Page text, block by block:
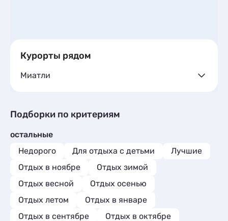
Курорты рядом
Миатли
Подборки по критериям
остальные
Недорого
Для отдыха с детьми
Лучшие
Отдых в ноябре
Отдых зимой
Отдых весной
Отдых осенью
Отдых летом
Отдых в январе
Отдых в сентябре
Отдых в октябре